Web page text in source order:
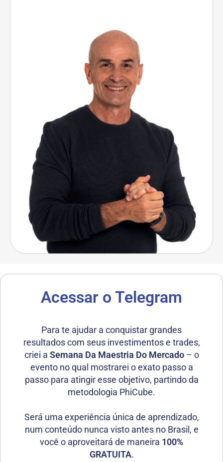
Acessar o Telegram
Para te ajudar a conquistar grandes
resultados com seus investimentos e trades,
criei a Semana Da Maestria Do Mercado– o
evento no qual mostrarei o exato passo a
passo para atingir esse objetivo, partindo da
metodologia PhiCube.
Será uma experiência única de aprendizado,
num conteúdo nunca visto antes no Brasil, e
você o aproveitará de maneira 100%
GRATUITA.